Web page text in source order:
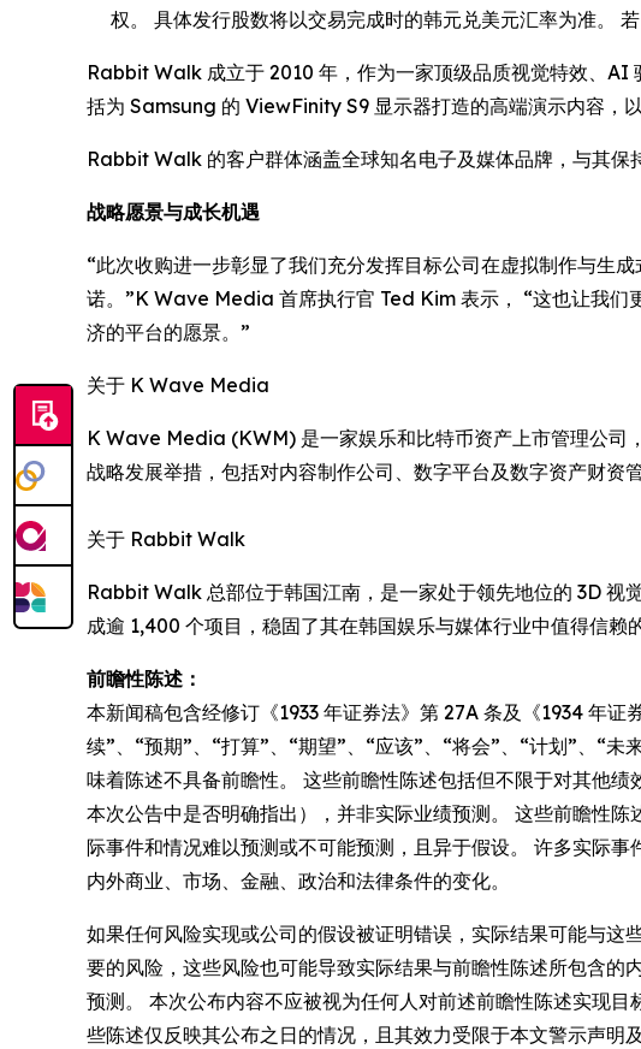
权。 具体发行股数将以交易完成时的韩元兑美元汇率为准。
Rabbit Walk 成立于 2010 年，作为一家顶级品质视觉特效、AI
括为 Samsung 的 ViewFinity S9 显示器打造的高端演示内容，
Rabbit Walk 的客户群体涵盖全球知名电子及媒体品牌，与其保
战略愿景与成长机遇
“此次收购进一步彰显了我们充分发挥目标公司在虚拟制作与生
诺。”K Wave Media 首席执行官 Ted Kim 表示， “这也让我们
济的平台的愿景。”
关于 K Wave Media
K Wave Media (KWM) 是一家娱乐和比特币资产上市管理公司
战略发展举措，包括对内容制作公司、数字平台及数字资产财资管
关于 Rabbit Walk
Rabbit Walk 总部位于韩国江南，是一家处于领先地位的 3D
成逾 1,400 个项目，稳固了其在韩国娱乐与媒体行业中值得信赖
前瞻性陈述：
本新闻稿包含经修订《1933 年证券法》第 27A 条及《1934 年
续”、“预期”、“打算”、“期望”、“应该”、“将会”、“计划”、“
味着陈述不具备前瞻性。 这些前瞻性陈述包括但不限于对其他
本次公告中是否明确指出），并非实际业绩预测。 这些前瞻性
际事件和情况难以预测或不可能预测，且异于假设。 许多实际
内外商业、市场、金融、政治和法律条件的变化。
如果任何风险实现或公司的假设被证明错误，实际结果可能与
要的风险，这些风险也可能导致实际结果与前瞻性陈述所包含
预测。 本次公布内容不应被视为任何人对前述前瞻性陈述实现
些陈述仅反映其公布之日的情况，且其效力受限于本文警示声